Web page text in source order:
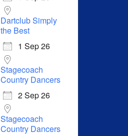
Dartclub Simply
the Best
1 Sep 26
Stagecoach
Country Dancers
2 Sep 26
Stagecoach
Country Dancers